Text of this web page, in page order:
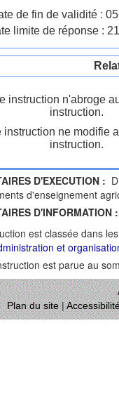
de fin de validité :
limite de réponse :
instruction n'abroge
instruction.
instruction ne modifie
instruction.
D'EXECUTION :
d'enseignement
D'INFORMATION :
est classée dans
et
est parue au
Plan du site|